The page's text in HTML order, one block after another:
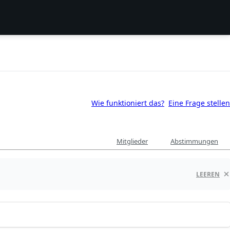
Wie funktioniert das? Eine Frage stellen
Mitglieder Abstimmungen
LEEREN